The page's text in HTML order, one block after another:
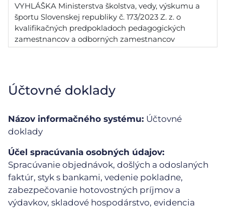
VYHLÁŠKA Ministerstva školstva, vedy, výskumu a
športu Slovenskej republiky č. 173/2023 Z. z. o
kvalifikačných predpokladoch pedagogických
zamestnancov a odborných zamestnancov
Účtovné doklady
Názov informačného systému: Účtovné
doklady
Účel spracúvania osobných údajov:
Spracúvanie objednávok, došlých a odoslaných
faktúr, styk s bankami, vedenie pokladne,
zabezpečovanie hotovostných príjmov a
výdavkov, skladové hospodárstvo, evidencia